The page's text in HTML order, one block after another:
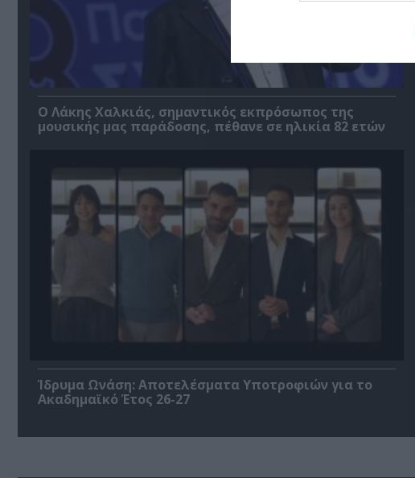
Ο Λάκης Χαλκιάς, σημαντικός εκπρόσωπος της
μουσικής μας παράδοσης, πέθανε σε ηλικία 82 ετών
Ίδρυμα Ωνάση: Αποτελέσματα Υποτροφιών για το
Ακαδημαϊκό Έτος 26-27